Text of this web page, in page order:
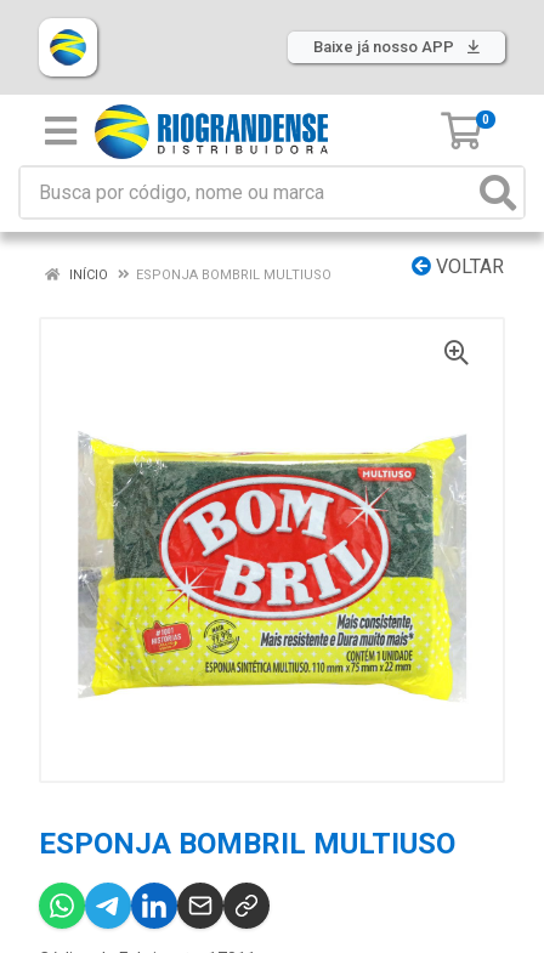
Baixe já nosso APP
0
VOLTAR
INÍCIO ESPONJA BOMBRIL MULTIUSO
ESPONJA BOMBRIL MULTIUSO